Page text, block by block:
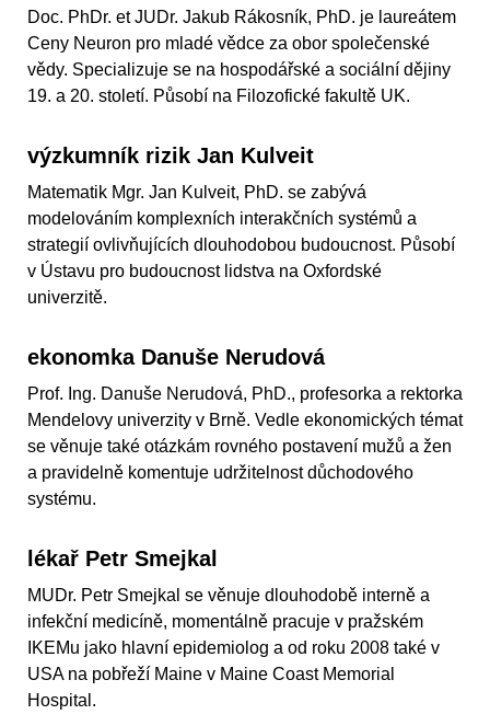
Doc. PhDr. et JUDr. Jakub Rákosník, PhD. je laureátem
Ceny Neuron pro mladé vědce za obor společenské
vědy. Specializuje se na hospodářské a sociální dějiny
19. a 20. století. Působí na Filozofické fakultě UK.
výzkumník rizik Jan Kulveit
Matematik Mgr. Jan Kulveit, PhD. se zabývá
modelováním komplexních interakčních systémů a
strategií ovlivňujících dlouhodobou budoucnost. Působí
v Ústavu pro budoucnost lidstva na Oxfordské
univerzitě.
ekonomka Danuše Nerudová
Prof. Ing. Danuše Nerudová, PhD., profesorka a rektorka
Mendelovy univerzity v Brně. Vedle ekonomických témat
se věnuje také otázkám rovného postavení mužů a žen
a pravidelně komentuje udržitelnost důchodového
systému.
lékař Petr Smejkal
MUDr. Petr Smejkal se věnuje dlouhodobě interně a
infekční medicíně, momentálně pracuje v pražském
IKEMu jako hlavní epidemiolog a od roku 2008 také v
USA na pobřeží Maine v Maine Coast Memorial
Hospital.